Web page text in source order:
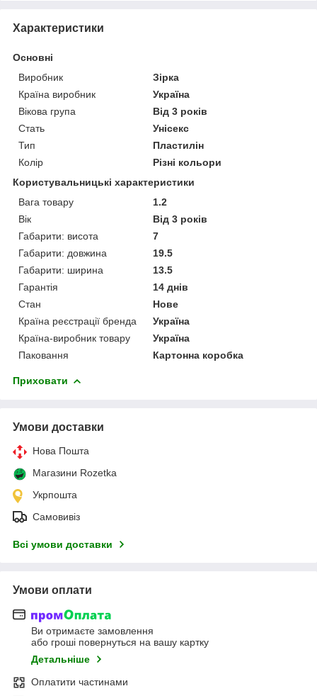
Характеристики
Основні
Виробник
Зірка
Країна виробник
Україна
Вікова група
Від 3 років
Стать
Унісекс
Тип
Пластилін
Колір
Різні кольори
Користувальницькі характеристики
Вага товару
1.2
Вік
Від 3 років
Габарити: висота
7
Габарити: довжина
19.5
Габарити: ширина
13.5
Гарантія
14 днів
Стан
Нове
Країна реєстрації бренда
Україна
Країна-виробник товару
Україна
Паковання
Картонна коробка
Приховати
Умови доставки
Нова Пошта
Магазини Rozetka
Укрпошта
Самовивіз
Всі умови доставки
Умови оплати
Ви отримаєте замовлення
або гроші повернуться на вашу картку
Детальніше
Оплатити частинами